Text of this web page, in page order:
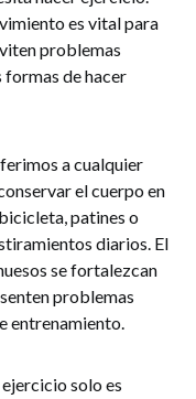
es vital para
problemas
formas de hacer
a cualquier
el cuerpo en
patines o
diarios. El
se fortalezcan
problemas
entrenamiento.
solo es